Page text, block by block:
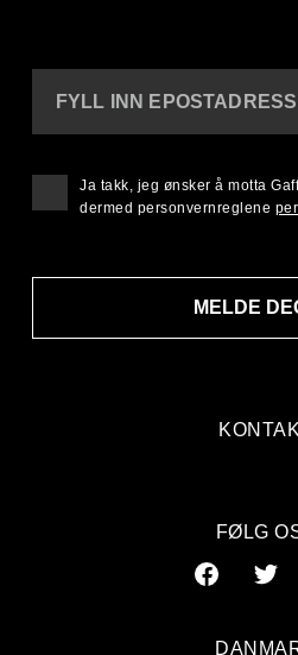
FYLL INN
MELDE
Ja takk, jeg ønsker å motta
dermed personvernreglene
FØLG